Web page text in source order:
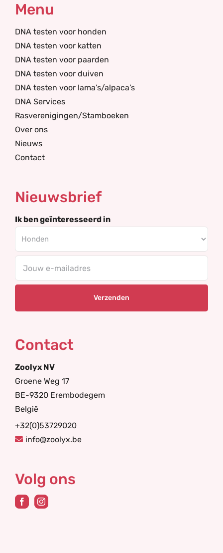
Menu
DNA testen voor honden
DNA testen voor katten
DNA testen voor paarden
DNA testen voor duiven
DNA testen voor lama’s/alpaca’s
DNA Services
Rasverenigingen/Stamboeken
Over ons
Nieuws
Contact
Nieuwsbrief
Ik ben geïnteresseerd in
Contact
Zoolyx NV
Groene Weg 17
BE-9320 Erembodegem
België
+32(0)53729020
info@zoolyx.be
Volg ons